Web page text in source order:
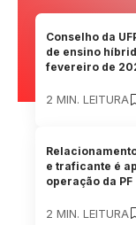
Conselho da
de ensino
fevereiro de
2 MIN. LEITURA
e traficante é
operação da PF
2 MIN. LEITURA